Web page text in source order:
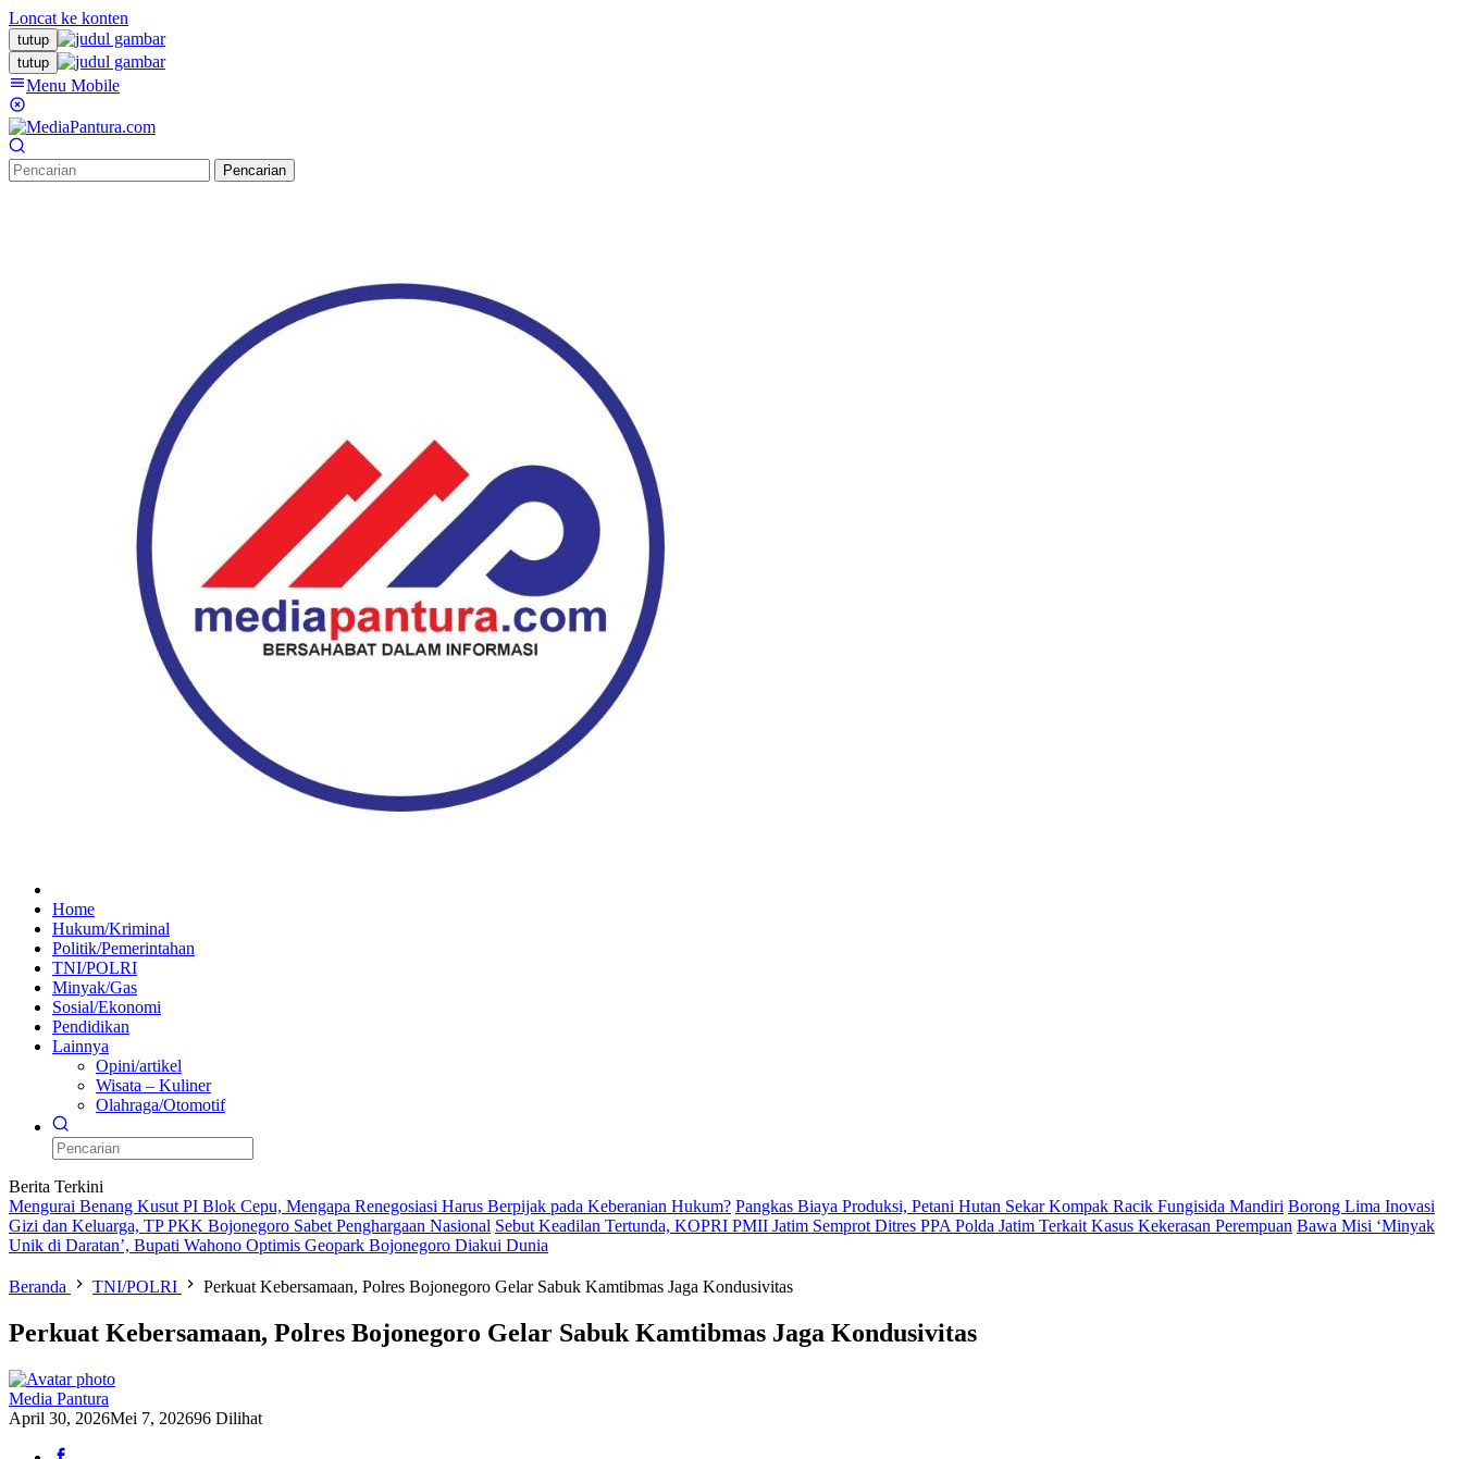
Loncat ke konten
tutup
tutup
Menu Mobile
Pencarian
Home
Hukum/Kriminal
Politik/Pemerintahan
TNI/POLRI
Minyak/Gas
Sosial/Ekonomi
Pendidikan
Lainnya
Opini/artikel
Wisata – Kuliner
Olahraga/Otomotif
Berita Terkini
Mengurai Benang Kusut PI Blok Cepu, Mengapa Renegosiasi Harus Berpijak pada Keberanian Hukum? Pangkas Biaya Produksi, Petani Hutan Sekar Kompak Racik Fungisida Mandiri Borong Lima Inovasi
Gizi dan Keluarga, TP PKK Bojonegoro Sabet Penghargaan Nasional Sebut Keadilan Tertunda, KOPRI PMII Jatim Semprot Ditres PPA Polda Jatim Terkait Kasus Kekerasan Perempuan Bawa Misi ‘Minyak
Unik di Daratan’, Bupati Wahono Optimis Geopark Bojonegoro Diakui Dunia
Beranda TNI/POLRI Perkuat Kebersamaan, Polres Bojonegoro Gelar Sabuk Kamtibmas Jaga Kondusivitas
Perkuat Kebersamaan, Polres Bojonegoro Gelar Sabuk Kamtibmas Jaga Kondusivitas
Media Pantura
April 30, 2026Mei 7, 202696 Dilihat